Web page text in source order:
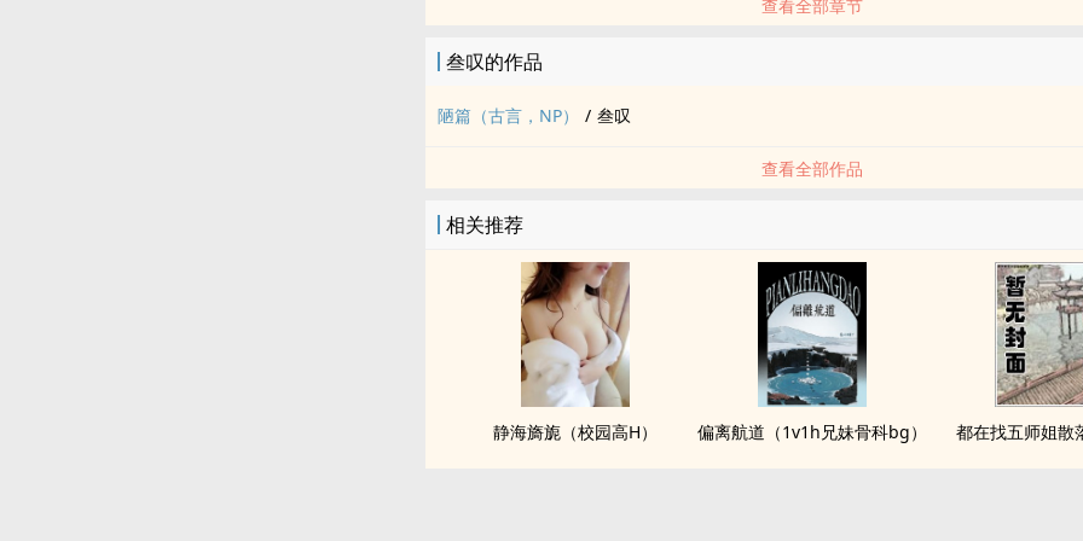
查看全部章节
叁叹的作品
陋篇（古言，NP） / 叁叹
查看全部作品
相关推荐
静海旖旎（校园高H） 偏离航道（1v1h兄妹骨科bg） 都在找五师姐散